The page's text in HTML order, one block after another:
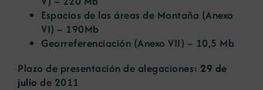
Espacios de las áreas de Montaña (Anexo
VI) – 190Mb
Georreferenciación (Anexo VII) – 10,5 Mb
Plazo de presentación de alegaciones: 29 de
julio de 2011